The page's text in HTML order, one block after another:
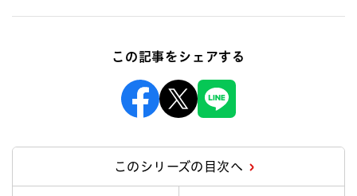
この記事をシェアする
このシリーズの目次へ